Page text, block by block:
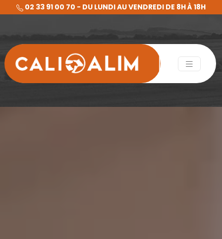
02 33 91 00 70 - DU LUNDI AU VENDREDI DE 8H À 18H